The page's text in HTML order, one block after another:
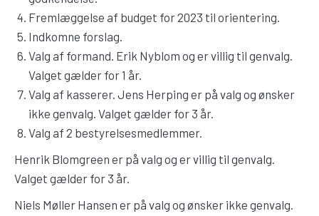
Fremlæggelse af budget for 2023 til orientering.
Indkomne forslag.
Valg af formand. Erik Nyblom og er villig til genvalg.
Valget gælder for 1 år.
Valg af kasserer. Jens Herping er på valg og ønsker
ikke genvalg. Valget gælder for 3 år.
Valg af 2 bestyrelsesmedlemmer.
Henrik Blomgreen er på valg og er villig til genvalg.
Valget gælder for 3 år.
Niels Møller Hansen er på valg og ønsker ikke genvalg.